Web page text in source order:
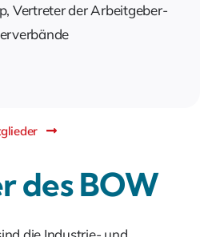
Vertreter der Arbeitgeber-
des BOW